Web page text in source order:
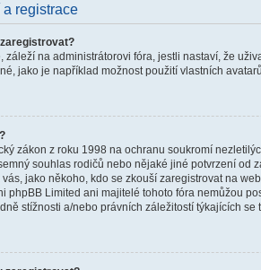
registrace
záleží na administrátorovi fóra, jestli nastaví, že
jako je například možnost použití vlastních
zákon z roku 1998 na ochranu soukromí
souhlas rodičů nebo nějaké jiné potvrzení od
jako někoho, kdo se zkouší zaregistrovat na
phpBB Limited ani majitelé tohoto fóra nemůžou
stížnosti a/nebo právních záležitostí týkajících se